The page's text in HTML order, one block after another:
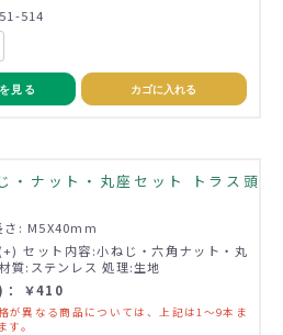
514
見る カゴに入れる
・ナット・丸座セット トラス頭
さ: M5X40mm
セット内容:小ねじ・六角ナット・丸
質:ステンレス 処理:生地
： ￥410
が異なる商品については、上記は1～9本ま
。